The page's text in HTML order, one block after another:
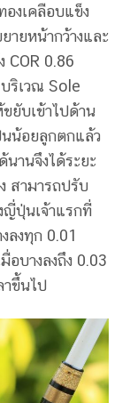
งเคลือบแข็ง
ายหน้ากว้างและ
COR 0.86
ริเวณ Sole
ยับเข้าไปด้าน
น้อยลูกตกแล้ว
านจึงได้ระยะ
สามารถปรับ
ญี่ปุ่นเจ้าแรกที่
ลงทุก 0.01
อบางลงถึง 0.03
าขึ้นไป